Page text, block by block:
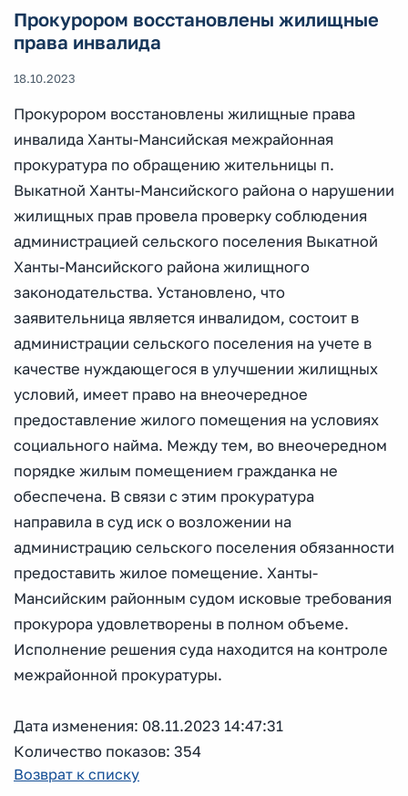
Прокурором восстановлены жилищные
права инвалида
18.10.2023
Прокурором восстановлены жилищные права
инвалида Ханты-Мансийская межрайонная
прокуратура по обращению жительницы п.
Выкатной Ханты-Мансийского района о нарушении
жилищных прав провела проверку соблюдения
администрацией сельского поселения Выкатной
Ханты-Мансийского района жилищного
законодательства. Установлено, что
заявительница является инвалидом, состоит в
администрации сельского поселения на учете в
качестве нуждающегося в улучшении жилищных
условий, имеет право на внеочередное
предоставление жилого помещения на условиях
социального найма. Между тем, во внеочередном
порядке жилым помещением гражданка не
обеспечена. В связи с этим прокуратура
направила в суд иск о возложении на
администрацию сельского поселения обязанности
предоставить жилое помещение. Ханты-
Мансийским районным судом исковые требования
прокурора удовлетворены в полном объеме.
Исполнение решения суда находится на контроле
межрайонной прокуратуры.
Дата изменения: 08.11.2023 14:47:31
Количество показов: 354
Возврат к списку